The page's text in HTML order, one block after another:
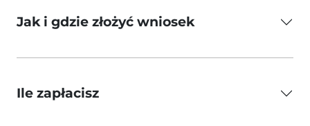
Jak i gdzie złożyć wniosek
Ile zapłacisz